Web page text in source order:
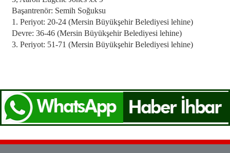
Başantrenör: Semih Soğuksu
1. Periyot: 20-24 (Mersin Büyükşehir Belediyesi lehine)
Devre: 36-46 (Mersin Büyükşehir Belediyesi lehine)
3. Periyot: 51-71 (Mersin Büyükşehir Belediyesi lehine)